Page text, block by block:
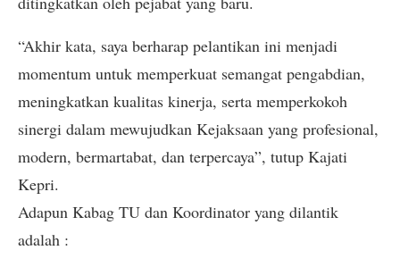
“Akhir kata, saya berharap pelantikan ini menjadi
momentum untuk memperkuat semangat pengabdian,
meningkatkan kualitas kinerja, serta memperkokoh
sinergi dalam mewujudkan Kejaksaan yang profesional,
modern, bermartabat, dan terpercaya”, tutup Kajati
Kepri.
Adapun Kabag TU dan Koordinator yang dilantik
adalah :